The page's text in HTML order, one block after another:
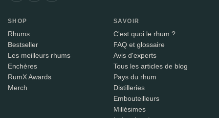
SHOP
Rhums
Bestseller
Les meilleurs rhums
Enchères
RumX Awards
Merch
SAVOIR
C'est quoi le rhum ?
FAQ et glossaire
Avis d'experts
Tous les articles de blog
Pays du rhum
Distilleries
Embouteilleurs
Millésimes